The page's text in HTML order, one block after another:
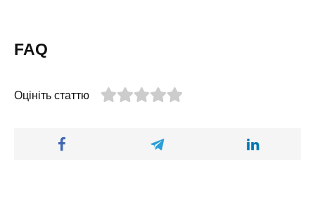
FAQ
Оцініть статтю